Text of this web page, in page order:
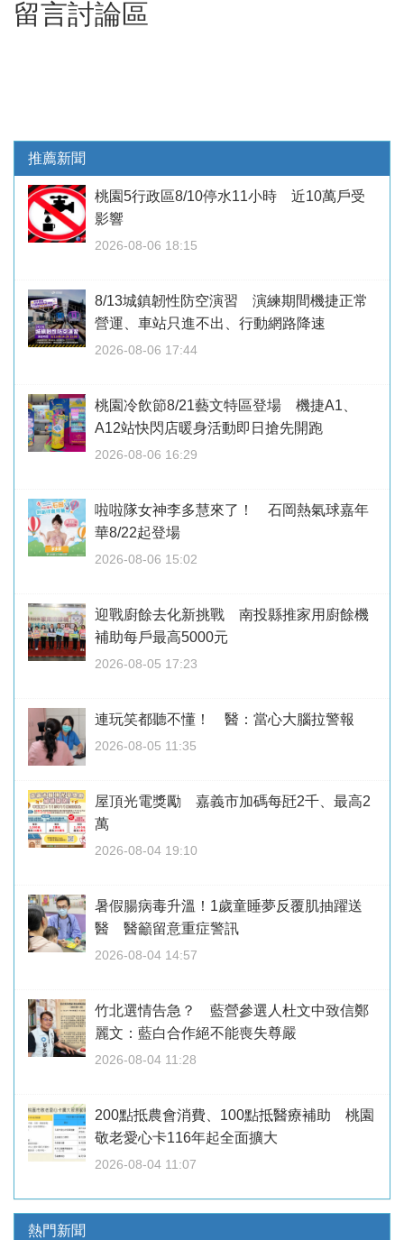
留言討論區
推薦新聞
桃園5行政區8/10停水11小時 近10萬戶受
影響
2026-08-06 18:15
8/13城鎮韌性防空演習 演練期間機捷正常
營運、車站只進不出、行動網路降速
2026-08-06 17:44
桃園冷飲節8/21藝文特區登場 機捷A1、
A12站快閃店暖身活動即日搶先開跑
2026-08-06 16:29
啦啦隊女神李多慧來了！ 石岡熱氣球嘉年
華8/22起登場
2026-08-06 15:02
迎戰廚餘去化新挑戰 南投縣推家用廚餘機
補助每戶最高5000元
2026-08-05 17:23
連玩笑都聽不懂！ 醫：當心大腦拉警報
2026-08-05 11:35
屋頂光電獎勵 嘉義市加碼每瓩2千、最高2
萬
2026-08-04 19:10
暑假腸病毒升溫！1歲童睡夢反覆肌抽躍送
醫 醫籲留意重症警訊
2026-08-04 14:57
竹北選情告急？ 藍營參選人杜文中致信鄭
麗文：藍白合作絕不能喪失尊嚴
2026-08-04 11:28
200點抵農會消費、100點抵醫療補助 桃園
敬老愛心卡116年起全面擴大
2026-08-04 11:07
熱門新聞